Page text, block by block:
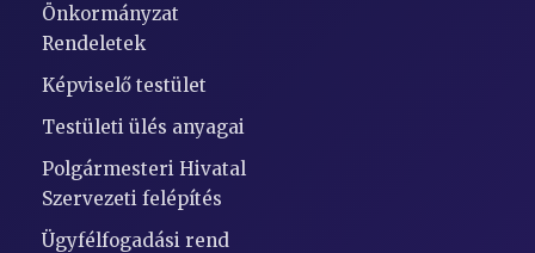
Önkormányzat
Rendeletek
Képviselő testület
Testületi ülés anyagai
Polgármesteri Hivatal
Szervezeti felépítés
Ügyfélfogadási rend